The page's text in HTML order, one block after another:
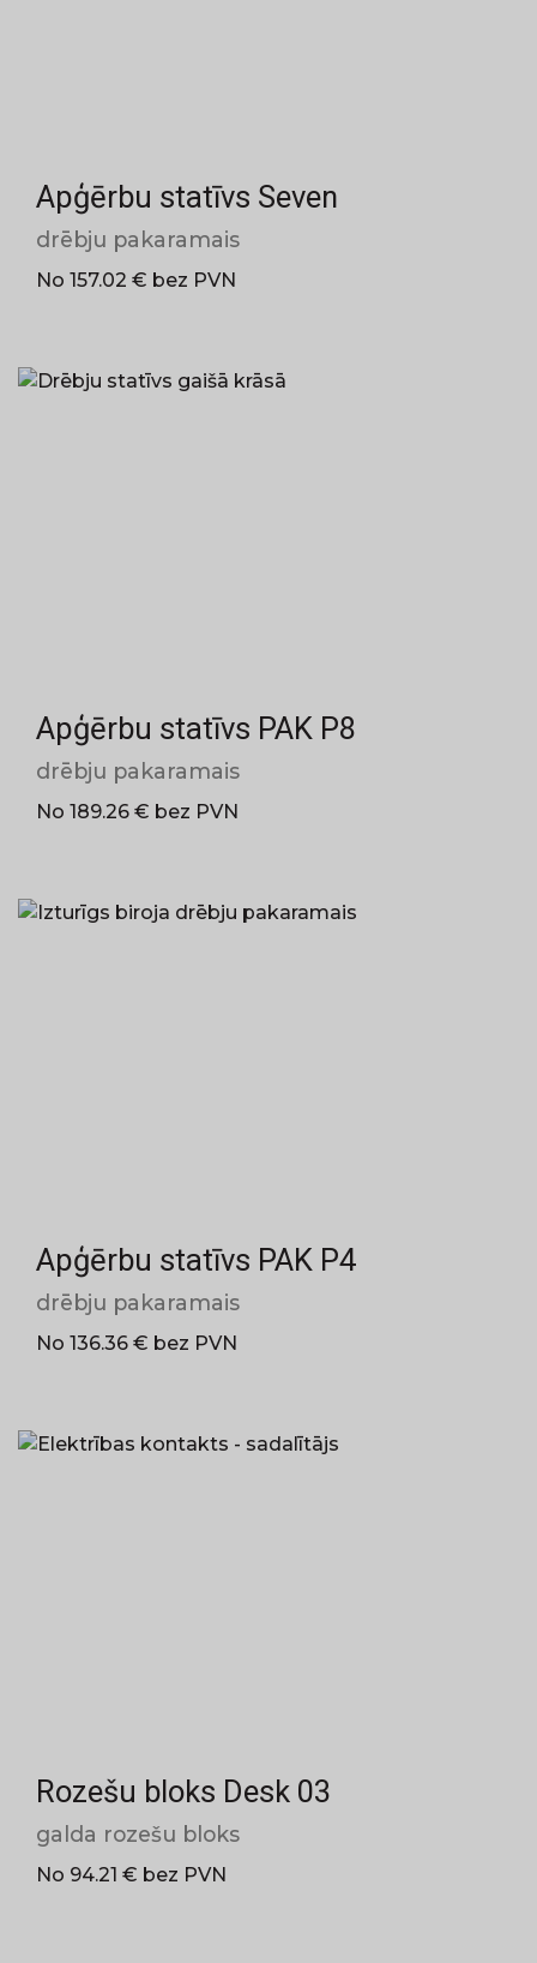
Apģērbu statīvs Seven
drēbju pakaramais
No 157.02 € bez PVN
Apģērbu statīvs PAK P8
drēbju pakaramais
No 189.26 € bez PVN
Apģērbu statīvs PAK P4
drēbju pakaramais
No 136.36 € bez PVN
Rozešu bloks Desk 03
galda rozešu bloks
No 94.21 € bez PVN